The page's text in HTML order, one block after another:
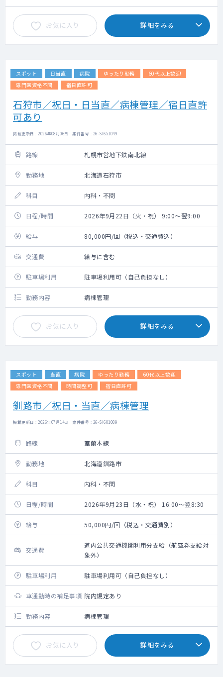
お気に入り 詳細をみる
スポット 日当直 病院 ゆったり勤務
60代以上歓迎
専門医資格不問
宿日直許可
石狩市／祝日・日当直／病棟管理／宿日直許
可あり
掲載更新日 : 2026年08月06日 案件番号 : 26-SI651049
路線 札幌市営地下鉄南北線
勤務地 北海道石狩市
科目 内科・不問
日程/時間 2026年9月22日（火・祝） 9:00～翌9:00
給与 80,000円/回（税込・交通費込）
交通費 給与に含む
駐車場利用 駐車場利用可（自己負担なし）
勤務内容 病棟管理
お気に入り 詳細をみる
スポット 当直 病院 ゆったり勤務
60代以上歓迎
専門医資格不問
時間調整可 宿日直許可
釧路市／祝日・当直／病棟管理
掲載更新日 : 2026年07月14日 案件番号 : 26-SI601089
路線 室蘭本線
勤務地 北海道釧路市
科目 内科・不問
日程/時間 2026年9月23日（水・祝） 16:00～翌8:30
給与 50,000円/回（税込・交通費別）
交通費
道内公共交通機関利用分支給（航空券支給対
象外）
駐車場利用 駐車場利用可（自己負担なし）
車通勤時の補足事項 院内規定あり
勤務内容 病棟管理
お気に入り 詳細をみる